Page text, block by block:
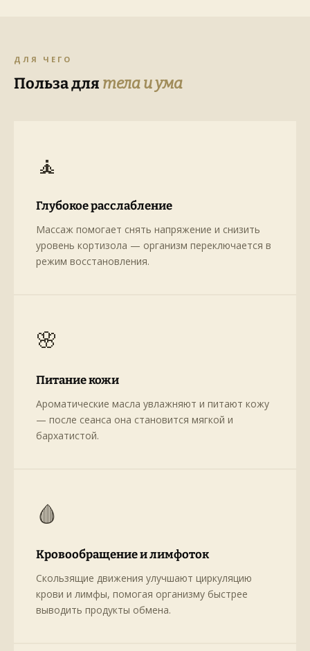
ДЛЯ ЧЕГО
Польза для тела и ума
🧘
Глубокое расслабление
Массаж помогает снять напряжение и снизить
уровень кортизола — организм переключается в
режим восстановления.
🌸
Питание кожи
Ароматические масла увлажняют и питают кожу
— после сеанса она становится мягкой и
бархатистой.
🩸
Кровообращение и лимфоток
Скользящие движения улучшают циркуляцию
крови и лимфы, помогая организму быстрее
выводить продукты обмена.